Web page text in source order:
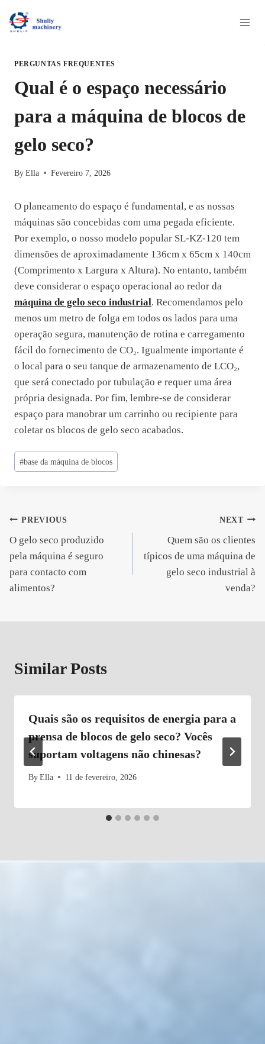
PERGUNTAS FREQUENTES
Qual é o espaço necessário
para a máquina de blocos de
gelo seco?
By Ella Fevereiro 7, 2026
O planeamento do espaço é fundamental, e as nossas
máquinas são concebidas com uma pegada eficiente.
Por exemplo, o nosso modelo popular SL-KZ-120 tem
dimensões de aproximadamente 136cm x 65cm x 140cm
(Comprimento x Largura x Altura). No entanto, também
deve considerar o espaço operacional ao redor da
máquina de gelo seco industrial. Recomendamos pelo
menos um metro de folga em todos os lados para uma
operação segura, manutenção de rotina e carregamento
fácil do fornecimento de CO₂. Igualmente importante é
o local para o seu tanque de armazenamento de LCO₂,
que será conectado por tubulação e requer uma área
própria designada. Por fim, lembre-se de considerar
espaço para manobrar um carrinho ou recipiente para
coletar os blocos de gelo seco acabados.
Post
Tags:
#base da máquina de blocos
Navegação
de
artigos
PREVIOUS
O gelo seco produzido
pela máquina é seguro
para contacto com
alimentos?
NEXT
Quem são os clientes
típicos de uma máquina de
gelo seco industrial à
venda?
Similar Posts
Quais são os requisitos de energia para a
prensa de blocos de gelo seco? Vocês
suportam voltagens não chinesas?
By Ella 11 de fevereiro, 2026